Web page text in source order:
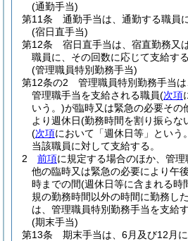
(通勤手当)
第11条
通勤手当は、通勤する職員
(宿日直手当)
第12条
宿日直手当は、宿直勤務又
職員に、その回数に応じて支給する
(管理職員特別勤務手当)
第12条の2
管理職員特別勤務手当は
管理職手当を支給される職員(次項
いう。)が臨時又は緊急の必要その
より週休日(勤務時間を割り振らな
(次項において「週休日等」という
当該職員に対して支給する。
2
前項に規定する場合のほか、管
他の臨時又は緊急の必要により午
時までの間(週休日等に含まれる時
規の勤務時間以外の時間に勤務し
は、管理職員特別勤務手当を支給す
(期末手当)
第13条
期末手当は、6月及び12月